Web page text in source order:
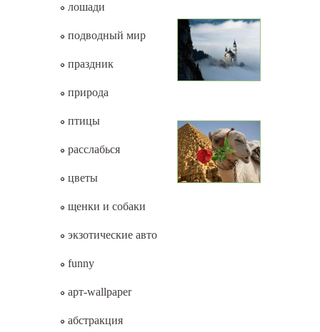
лошади
подводный мир
праздник
природа
птицы
расслабься
цветы
щенки и собаки
экзотические авто
funny
арт-wallpaper
абстракция